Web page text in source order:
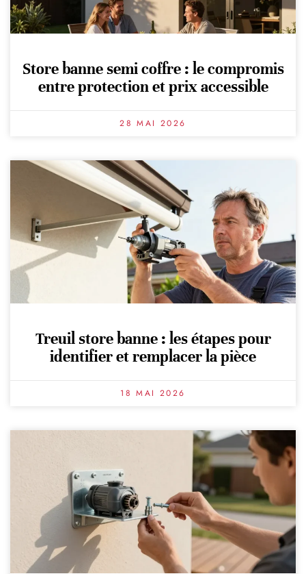
Store banne semi coffre : le compromis
entre protection et prix accessible
28 MAI 2026
Treuil store banne : les étapes pour
identifier et remplacer la pièce
18 MAI 2026